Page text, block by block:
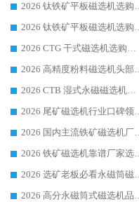
2026 钛铁矿平板磁选机
2026 钛铁矿平板磁选机
2026 CTG 干式磁选机选购指南|行业口碑靠谱生产厂家领域强者推荐
2026 高精度粉料磁选机头部厂家选购指
2026 CTB 湿式永磁磁选机选购指南|行业口碑良好品牌推荐，领域强者华体会手机网页版-华体会(中国)
2026 尾矿磁选机行业口碑领域强者
2026 国内主流铁矿磁选机厂家选购
2026 铁矿磁选机靠谱厂家选购指南
2026 选矿老板必看永磁
2026 高分永磁筒式磁选机